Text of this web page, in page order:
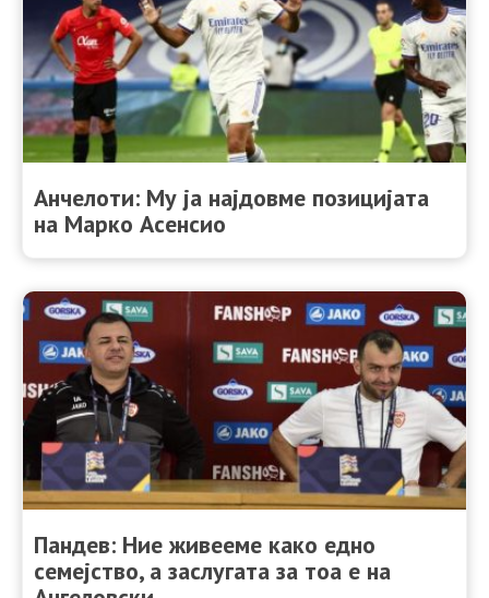
Анчелоти: Му ја најдовме позицијата
на Марко Асенсио
Пандев: Ние живееме како едно
семејство, а заслугата за тоа е на